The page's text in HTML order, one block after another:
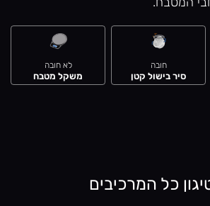
חובה
סיר בישול קטן
לא חובה
משקל מטבח
כל המרכיבים